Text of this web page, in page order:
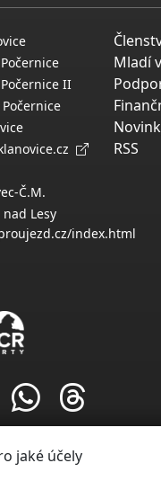
II
Č.M.
nad Lesy
index.html
Mladí
RSS
– 2026
jaké účely